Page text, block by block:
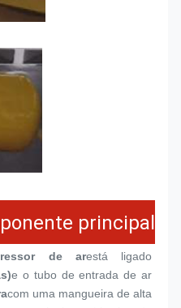
principal
de arestá ligado
e o tubo de entrada de ar
com uma mangueira de alta